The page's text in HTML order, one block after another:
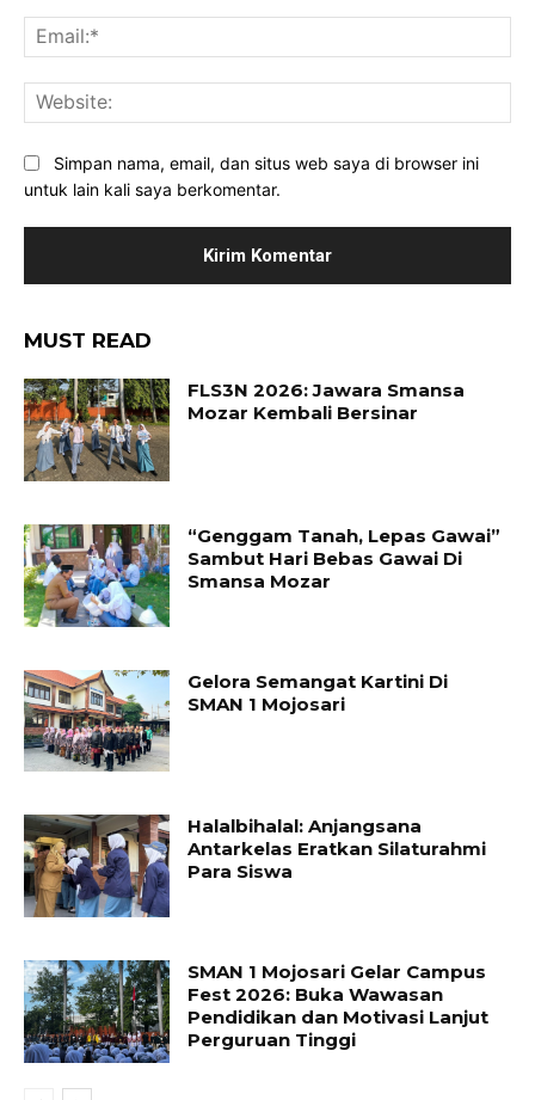
Simpan nama, email, dan situs web saya di browser ini
untuk lain kali saya berkomentar.
MUST READ
FLS3N 2026: Jawara Smansa
Mozar Kembali Bersinar
“Genggam Tanah, Lepas Gawai”
Sambut Hari Bebas Gawai Di
Smansa Mozar
Gelora Semangat Kartini Di
SMAN 1 Mojosari
Halalbihalal: Anjangsana
Antarkelas Eratkan Silaturahmi
Para Siswa
SMAN 1 Mojosari Gelar Campus
Fest 2026: Buka Wawasan
Pendidikan dan Motivasi Lanjut
Perguruan Tinggi